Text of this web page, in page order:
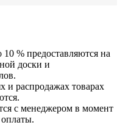
% предоставляются на
доски и
и распродажах товарах
с менеджером в момент
оплаты.